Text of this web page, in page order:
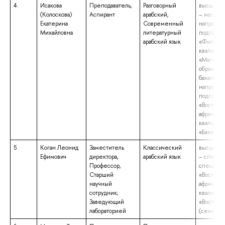
4.
Исакова
(Колоскова)
Екатерина
Михайловна
Преподаватель,
Аспирант
Разговорный
арабский,
Современный
литературный
арабский язык
высшее
–
5.
Коган Леонид
Ефимович
Заместитель
директора,
Профессор,
Старший
научный
сотрудник;
Заведующий
лабораторией
Классический
арабский язык
высшее
–